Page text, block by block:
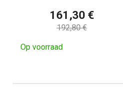
161,30 €
192,80 €
Op voorraad